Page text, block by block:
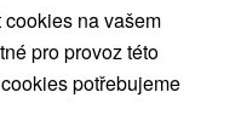
na vašem
pro provoz této
potřebujeme